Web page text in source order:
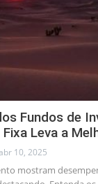
Fundos de
Leva a
10, 2025
mostram